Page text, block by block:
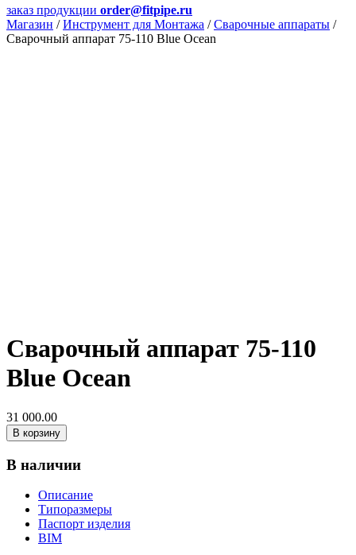
заказ продукции order@fitpipe.ru
Магазин /Инструмент для Монтажа /Сварочные аппараты /
Сварочный аппарат 75-110 Blue Ocean
Сварочный аппарат 75-110
Blue Ocean
31 000.00
В корзину
В наличии
Описание
Типоразмеры
Паспорт изделия
BIM